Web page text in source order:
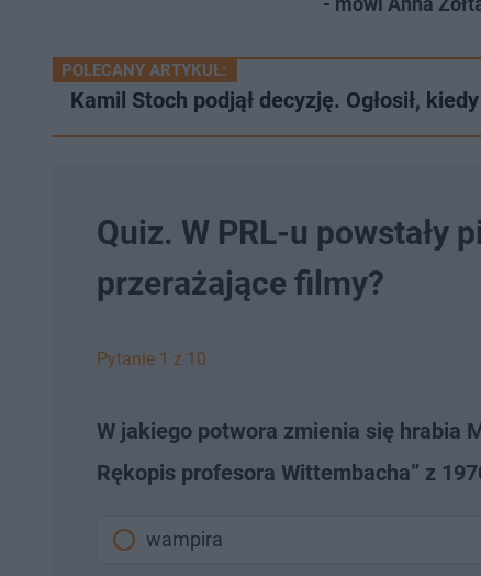
POLECANY ARTYKUŁ:
Kamil Stoch podjął decyzję. Ogłosił,
Quiz. W PRL-u powstały
przerażające filmy?
Pytanie 1 z 10
W jakiego potwora zmienia się hrabia
Rękopis profesora Wittembacha” z
wampira